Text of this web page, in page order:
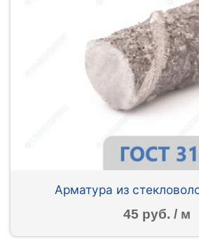
Арматура из
45 руб. / м